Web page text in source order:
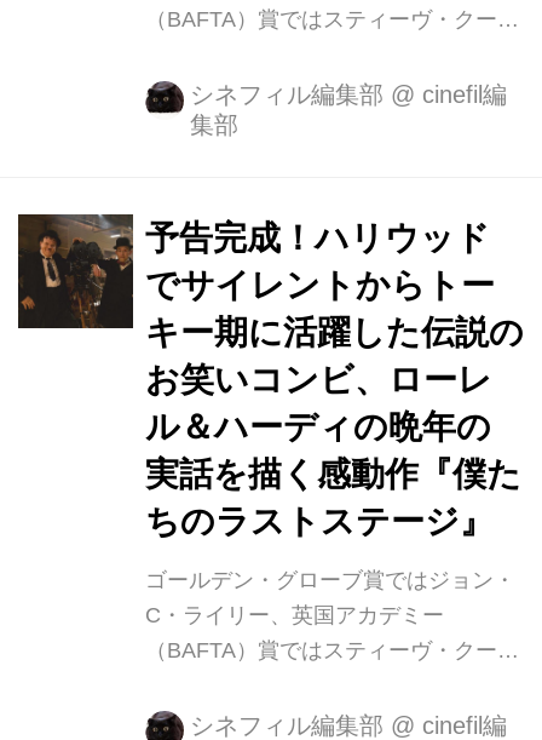
（BAFTA）賞ではスティーヴ・クーガ
ノミネートされ、全英初登場１位を記
録した映画『僕たちのラストステー
表する実力派俳優が贈る 伝説のお笑い
コンビ「ローレル＆ハーディ」の晩年
の実話を描いた感動作 『僕たちのラス
トステージ』 第76回ゴールデン・グロ
ーブ賞 主演男優賞（コメディ／ミュー
ジカル部門）ノミネート（ジョン・
C・ライリー）！ 2019英国アカデミー
(BAFTA)賞 英国作品賞＆主演男優賞ノ
ミネート（スティーヴ・ク...
シネフィル編集部 @ cinefil編
集部
予告完成！ハリウッド
でサイレントからトー
キー期に活躍した伝説の
お笑いコンビ、ローレ
ル＆ハーディの晩年の
実話を描く感動作『僕た
ちのラストステージ』
ゴールデン・グローブ賞ではジョン・
C・ライリー、英国アカデミー
（BAFTA）賞ではスティーヴ・クーガ
ノミネートされ、全英初登場１位を記
シネフィル編集部 @ cinefil編